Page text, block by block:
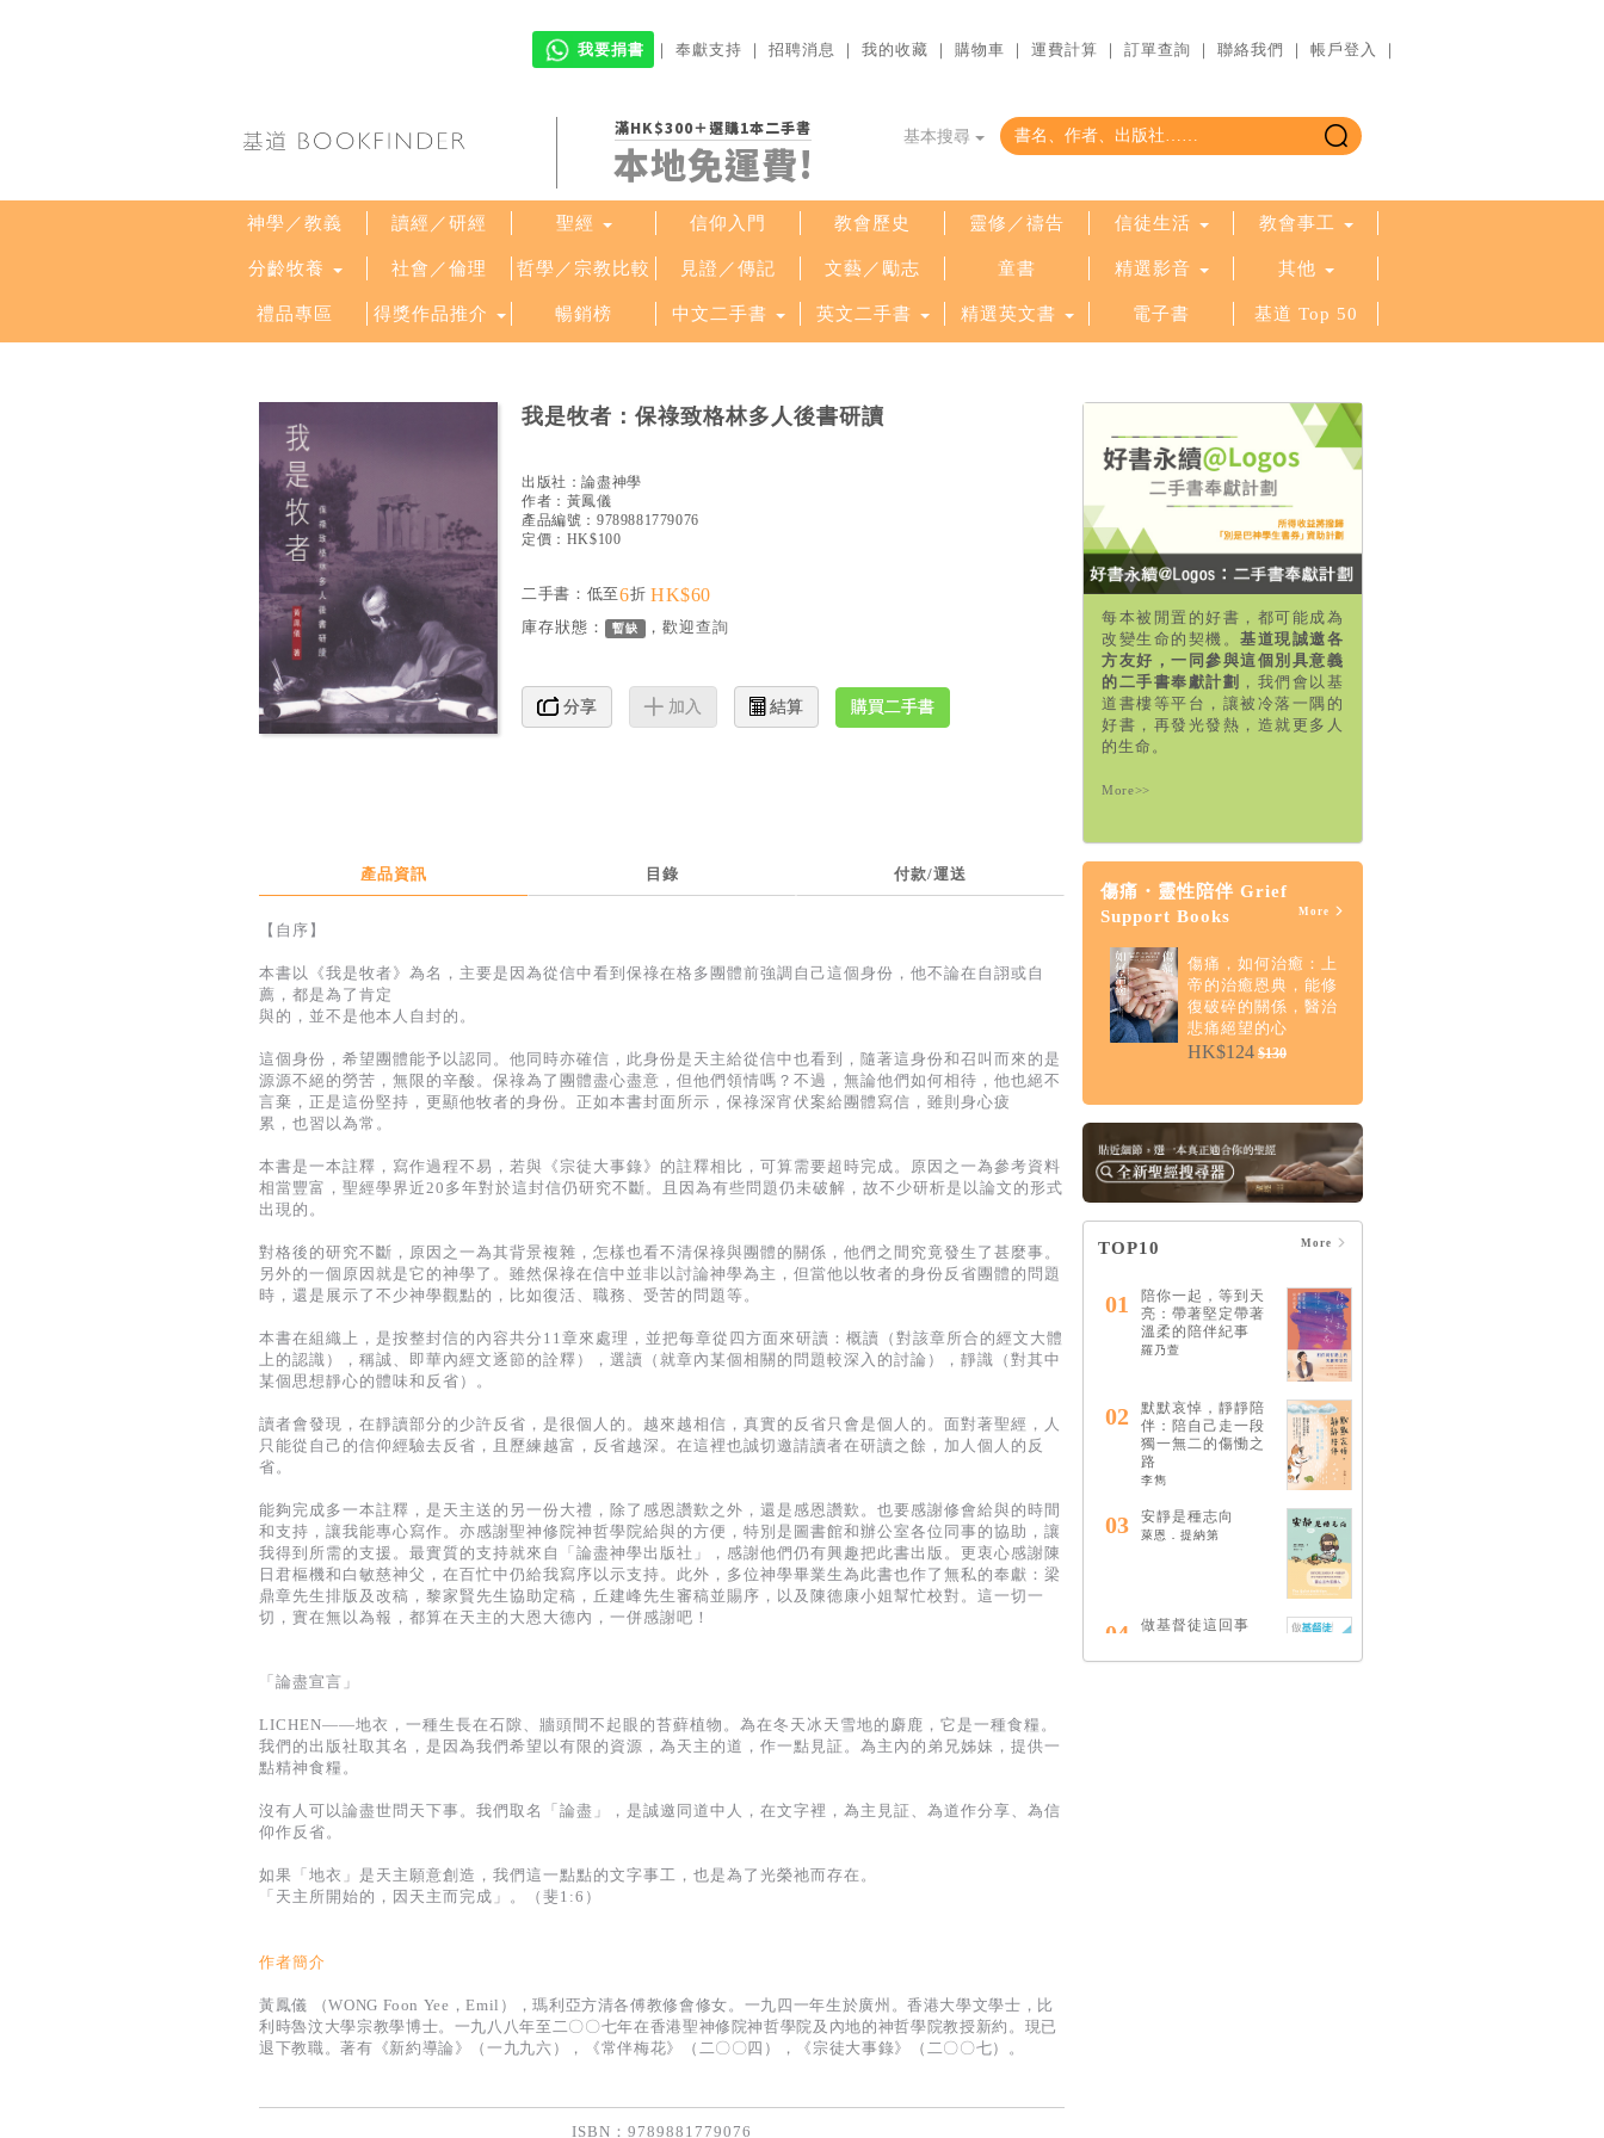
我要捐書 ｜ 奉獻支持 ｜ 招聘消息 ｜ 我的收藏 ｜ 購物車 ｜ 運費計算 ｜ 訂單查詢 ｜ 聯絡我們 ｜ 帳戶登入 ｜
滿HK$300＋選購1本二手書
本地免運費!
基本搜尋
神學／教義 讀經／研經 聖經 信仰入門 教會歷史 靈修／禱告 信徒生活 教會事工
分齡牧養 社會／倫理 哲學／宗教比較 見證／傳記 文藝／勵志 童書 精選影音 其他
禮品專區 得獎作品推介 暢銷榜 中文二手書 英文二手書 精選英文書 電子書 基道 Top 50
我是牧者：保祿致格林多人後書研讀
出版社：論盡神學
作者： 黃鳳儀
產品編號： 9789881779076
定價：HK$100
二手書：低至6折 HK$60
庫存狀態： 暫缺 ，歡迎查詢
分享 加入 結算 購買二手書
產品資訊 目錄 付款/運送
【自序】
本書以《我是牧者》為名，主要是因為從信中看到保祿在格多團體前強調自己這個身份，他不論在自詡或自
薦，都是為了肯定
與的，並不是他本人自封的。
這個身份，希望團體能予以認同。他同時亦確信，此身份是天主給從信中也看到，隨著這身份和召叫而來的是
源源不絕的勞苦，無限的辛酸。保祿為了團體盡心盡意，但他們領情嗎？不過，無論他們如何相待，他也絕不
言棄，正是這份堅持，更顯他牧者的身份。正如本書封面所示，保祿深宵伏案給團體寫信，雖則身心疲
累，也習以為常。
本書是一本註釋，寫作過程不易，若與《宗徒大事錄》的註釋相比，可算需要超時完成。原因之一為參考資料
相當豐富，聖經學界近20多年對於這封信仍研究不斷。且因為有些問題仍未破解，故不少研析是以論文的形式
出現的。
對格後的研究不斷，原因之一為其背景複雜，怎樣也看不清保祿與團體的關係，他們之間究竟發生了甚麼事。
另外的一個原因就是它的神學了。雖然保祿在信中並非以討論神學為主，但當他以牧者的身份反省團體的問題
時，還是展示了不少神學觀點的，比如復活、職務、受苦的問題等。
本書在組織上，是按整封信的內容共分11章來處理，並把每章從四方面來研讀：概讀（對該章所合的經文大體
上的認識），稱誠、即華內經文逐節的詮釋），選讀（就章內某個相關的問題較深入的討論），靜識（對其中
某個思想靜心的體味和反省）。
讀者會發現，在靜讀部分的少許反省，是很個人的。越來越相信，真實的反省只會是個人的。面對著聖經，人
只能從自己的信仰經驗去反省，且歷練越富，反省越深。在這裡也誠切邀請讀者在研讀之餘，加人個人的反
省。
能夠完成多一本註釋，是天主送的另一份大禮，除了感恩讚歎之外，還是感恩讚歎。也要感謝修會給與的時間
和支持，讓我能專心寫作。亦感謝聖神修院神哲學院給與的方便，特別是圖書館和辦公室各位同事的協助，讓
我得到所需的支援。最實質的支持就來自「論盡神學出版社」，感謝他們仍有興趣把此書出版。更衷心感謝陳
日君樞機和白敏慈神父，在百忙中仍給我寫序以示支持。此外，多位神學畢業生為此書也作了無私的奉獻：梁
鼎章先生排版及改稿，黎家賢先生協助定稿，丘建峰先生審稿並賜序，以及陳德康小姐幫忙校對。這一切一
切，實在無以為報，都算在天主的大恩大德內，一併感謝吧！
「論盡宣言」
LICHEN——地衣，一種生長在石隙、牆頭間不起眼的苔蘚植物。為在冬天冰天雪地的麝鹿，它是一種食糧。
我們的出版社取其名，是因為我們希望以有限的資源，為天主的道，作一點見証。為主內的弟兄姊妹，提供一
點精神食糧。
沒有人可以論盡世問天下事。我們取名「論盡」，是誠邀同道中人，在文字裡，為主見証、為道作分享、為信
仰作反省。
如果「地衣」是天主願意創造，我們這一點點的文字事工，也是為了光榮祂而存在。
「天主所開始的，因天主而完成」。（斐1:6）
作者簡介
黃鳳儀 （WONG Foon Yee，Emil），瑪利亞方清各傅教修會修女。一九四一年生於廣州。香港大學文學士，比
利時魯汶大學宗教學博士。一九八八年至二〇〇七年在香港聖神修院神哲學院及內地的神哲學院教授新約。現已
退下教職。著有《新約導論》（一九九六），《常伴梅花》（二〇〇四），《宗徒大事錄》（二〇〇七）。
ISBN：9789881779076
每本被閒置的好書，都可能成為
改變生命的契機。基道現誠邀各
方友好，一同參與這個別具意義
的二手書奉獻計劃 ，我們會以基
道書樓等平台，讓被冷落一隅的
好書，再發光發熱，造就更多人
的生命。
More>>
傷痛・靈性陪伴 Grief
Support Books
More
傷痛，如何治癒：上
帝的治癒恩典，能修
復破碎的關係，醫治
悲痛絕望的心
HK$124 $130
TOP10 More
01
陪你一起，等到天
亮：帶著堅定帶著
溫柔的陪伴紀事
羅乃萱
02
默默哀悼，靜靜陪
伴：陪自己走一段
獨一無二的傷慟之
路
李雋
03 安靜是種志向
萊恩．提納第
04
做基督徒這回事
蔡頌輝